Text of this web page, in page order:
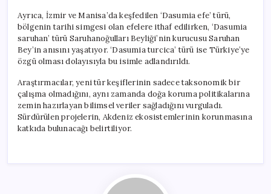
Ayrıca, İzmir ve Manisa’da keşfedilen ‘Dasumia efe’ türü,
bölgenin tarihi simgesi olan efelere ithaf edilirken, ‘Dasumia
saruhan’ türü Saruhanoğulları Beyliği’nin kurucusu Saruhan
Bey’in anısını yaşatıyor. ‘Dasumia turcica’ türü ise Türkiye’ye
özgü olması dolayısıyla bu isimle adlandırıldı.
Araştırmacılar, yeni tür keşiflerinin sadece taksonomik bir
çalışma olmadığını, aynı zamanda doğa koruma politikalarına
zemin hazırlayan bilimsel veriler sağladığını vurguladı.
Sürdürülen projelerin, Akdeniz ekosistemlerinin korunmasına
katkıda bulunacağı belirtiliyor.